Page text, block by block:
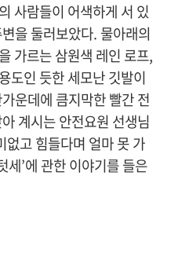
사람들이 어색하게 서 있
을 둘러보았다. 물아래의
가르는 삼원색 레인 로프,
도인 듯한 세모난 깃발이
운데에 큼지막한 빨간 전
계시는 안전요원 선생님
고 힘들다며 얼마 못 가
세’에 관한 이야기를 들은